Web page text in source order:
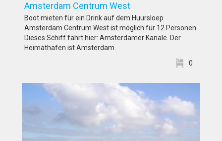
Amsterdam Centrum West
Boot mieten für ein Drink auf dem Huursloep
Amsterdam Centrum West ist möglich für 12 Personen.
Dieses Schiff fährt hier: Amsterdamer Kanäle. Der
Heimathafen ist Amsterdam.
0